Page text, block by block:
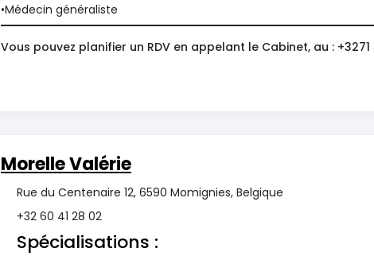
Médecin généraliste
Vous pouvez planifier un RDV en appelant le Cabinet, au : +3271
Morelle Valérie
Rue du Centenaire 12, 6590 Momignies, Belgique
+32 60 41 28 02
Spécialisations :